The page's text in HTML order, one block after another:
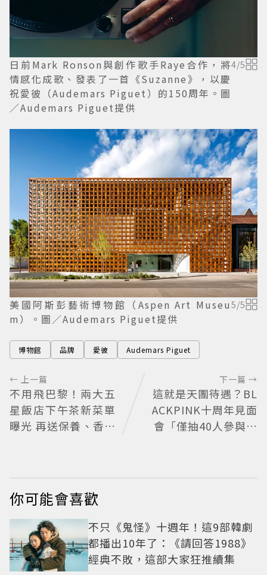
日前Mark Ronson與創作歌手Raye合作，將
情感化成歌、發表了一首《Suzanne》，以慶
祝愛彼（Audemars Piguet）的150周年。圖
／Audemars Piguet提供
4/5
美國阿斯彭藝術博物館（Aspen Art Museu
m）。圖／Audemars Piguet提供
5/5
博物館 品牌 愛彼 Audemars Piguet
← 上一篇
不用飛巴黎！兩大五
星飯店下午茶新菜單
曝光 再送保養、香氛
下一篇 →
這就是天團待遇？BL
ACKPINK十周年見面
會「僅抽40人參與」
你可能會喜歡
不只《鬼怪》十週年！這9部韓劇
都播出10年了：《請回答1988》
經典不敗，這部大家狂推續集